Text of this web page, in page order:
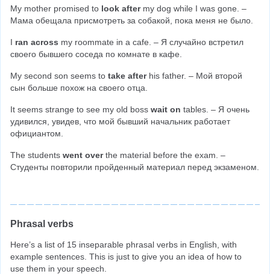
My mother promised to look after my dog while I was gone. –
Мама обещала присмотреть за собакой, пока меня не было.
I ran across my roommate in a cafe. – Я случайно встретил
своего бывшего соседа по комнате в кафе.
My second son seems to take after his father. – Мой второй
сын больше похож на своего отца.
It seems strange to see my old boss wait on tables. – Я очень
удивился, увидев, что мой бывший начальник работает
официантом.
The students went over the material before the exam. –
Студенты повторили пройденный материал перед экзаменом.
Phrasal verbs
Here’s a list of 15 inseparable phrasal verbs in English, with
example sentences. This is just to give you an idea of how to
use them in your speech.